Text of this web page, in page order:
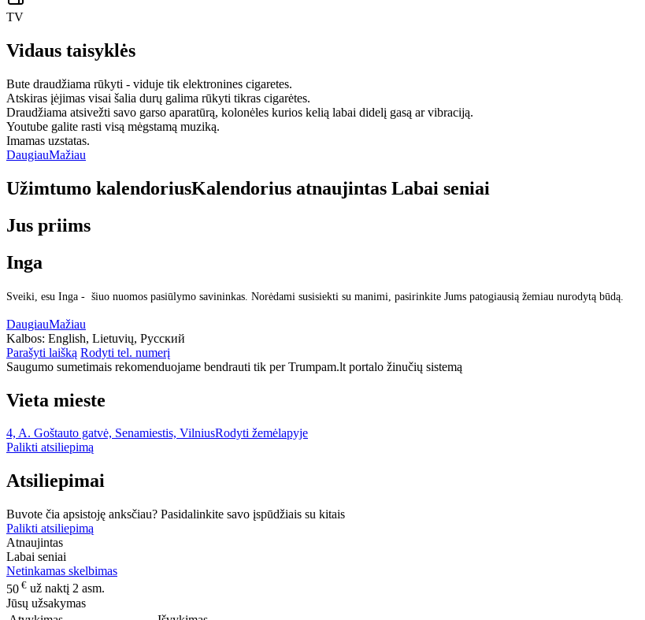
TV
Vidaus taisyklės
Bute draudžiama rūkyti - viduje tik elektronines cigaretes.
Atskiras įėjimas visai šalia durų galima rūkyti tikras cigarėtes.
Draudžiama atsivežti savo garso aparatūrą, kolonėles kurios kelią labai didelį gasą ar vibraciją.
Youtube galite rasti visą mėgstamą muziką.
Imamas uzstatas.
DaugiauMažiau
Užimtumo kalendoriusKalendorius atnaujintas Labai seniai
Jus priims
Inga
Sveiki, esu Inga - šiuo nuomos pasiūlymo savininkas. Norėdami susisiekti su manimi, pasirinkite Jums patogiausią žemiau nurodytą būdą.
DaugiauMažiau
Kalbos: English, Lietuvių, Русский
Parašyti laišką Rodyti tel. numerį
Saugumo sumetimais rekomenduojame bendrauti tik per Trumpam.lt portalo žinučių sistemą
Vieta mieste
4, A. Goštauto gatvė, Senamiestis, VilniusRodyti žemėlapyje
Palikti atsiliepimą
Atsiliepimai
Buvote čia apsistoję anksčiau? Pasidalinkite savo įspūdžiais su kitais
Palikti atsiliepimą
Atnaujintas
Labai seniai
Netinkamas skelbimas
50 € už naktį 2 asm.
Jūsų užsakymas